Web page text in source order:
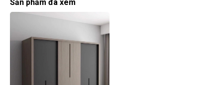
Sản phẩm đã xem